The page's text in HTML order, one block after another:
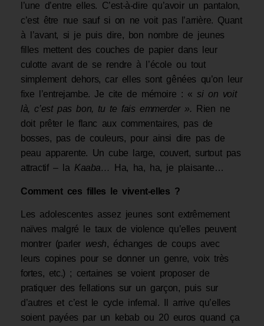
l’une d’entre elles. C’est-à-dire qu’avoir un pantalon,
c’est être nue sauf si on ne voit pas l’arrière. Quant
à l’avant, si je puis dire, bon nombre de jeunes
filles mettent des couches de papier dans leur
culotte avant de se rendre à l’école ou tout
simplement dehors, car elles sont gênées qu’on leur
fixe l’entrejambe. Je cite de mémoire : «si on voit
là, c’est pas bon, tu te fais emmerder». Rien ne
doit prêter le flanc aux commen­taires, pas de
bosses, pas de couleurs, pour ainsi dire pas de
peau apparente. Un cube large, couvert, surtout pas
attractif – la Kaaba… Ha, ha, ha, je plaisante…
Comment ces filles le vivent-elles ?
Les adolescentes assez jeunes sont extrêmement
naïves malgré le taux de violence qu’elles peuvent
montrer (parler wesh, échanges de coups avec
leurs copines pour se donner un genre, voix très
fortes, etc.) ; certaines se voient proposer de
pratiquer des fellations sur un garçon, puis sur
d’autres et c’est le cycle infernal. Il arrive qu’elles
soient payées par un kebab ou 20 euros quand ça